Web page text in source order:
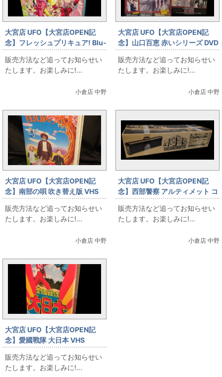
大宮店 UFO【大宮店OPEN記
念】フレッシュプリキュア! Blu-
ray BOX 全2巻セット
販売方法など追ってお知らせい
たします。お楽しみに!...
小倉店 中野
大宮店 UFO【大宮店OPEN記
念】山口百恵 赤いシリーズ DVD
マガジン 全55巻
販売方法など追ってお知らせい
たします。お楽しみに!...
小倉店 中野
大宮店 UFO【大宮店OPEN記
念】南部の唄 吹き替え版 VHS
販売方法など追ってお知らせい
たします。お楽しみに!...
小倉店 中野
大宮店 UFO【大宮店OPEN記
念】西部警察 アルティメット コ
レクターズエディション コンプ
リート ブルーレイBOX
販売方法など追ってお知らせい
たします。お楽しみに!...
小倉店 中野
大宮店 UFO【大宮店OPEN記
念】愛國戰隊 大日本 VHS
販売方法など追ってお知らせい
たします。お楽しみに!...